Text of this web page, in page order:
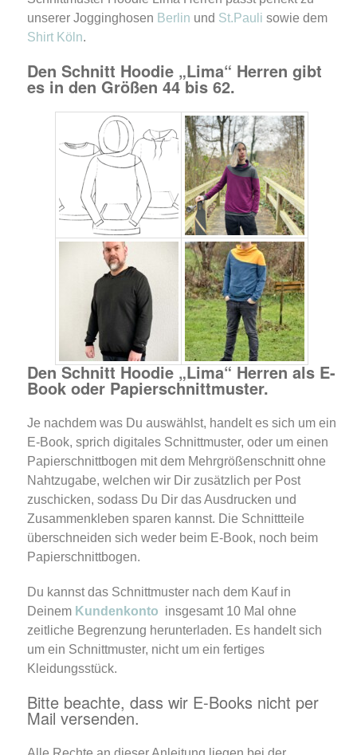
unserer Jogginghosen Berlin und St.Pauli sowie dem
Shirt Köln.
Den Schnitt Hoodie „Lima“ Herren gibt
es in den Größen 44 bis 62.
Den Schnitt Hoodie „Lima“ Herren als E-
Book oder Papierschnittmuster.
Je nachdem was Du auswählst, handelt es sich um ein
E-Book, sprich digitales Schnittmuster, oder um einen
Papierschnittbogen mit dem Mehrgrößenschnitt ohne
Nahtzugabe, welchen wir Dir zusätzlich per Post
zuschicken, sodass Du Dir das Ausdrucken und
Zusammenkleben sparen kannst. Die Schnittteile
überschneiden sich weder beim E-Book, noch beim
Papierschnittbogen.
Du kannst das Schnittmuster nach dem Kauf in
Deinem Kundenkonto insgesamt 10 Mal ohne
zeitliche Begrenzung herunterladen. Es handelt sich
um ein Schnittmuster, nicht um ein fertiges
Kleidungsstück.
Bitte beachte, dass wir E-Books nicht per
Mail versenden.